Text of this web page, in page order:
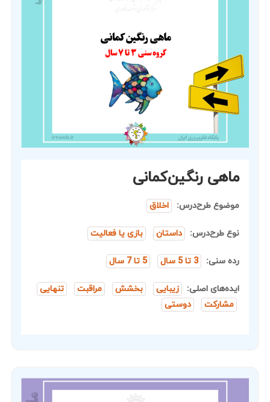
ماهی رنگین‌کمانی
موضوع طرح‌درس: اخلاق
نوع طرح‌درس: داستان بازی یا فعالیت
رده سنی: 3 تا 5 سال 5 تا 7 سال
ایده‌های اصلی: زیبایی بخشش مراقبت
تنهایی
مشارکت
دوستی